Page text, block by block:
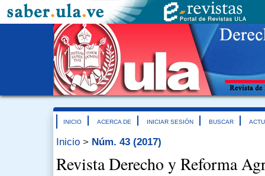
INICIO ACERCA DE INICIAR SESIÓN BUSCAR
Inicio > Núm. 43 (2017)
Revista Derecho y Reforma